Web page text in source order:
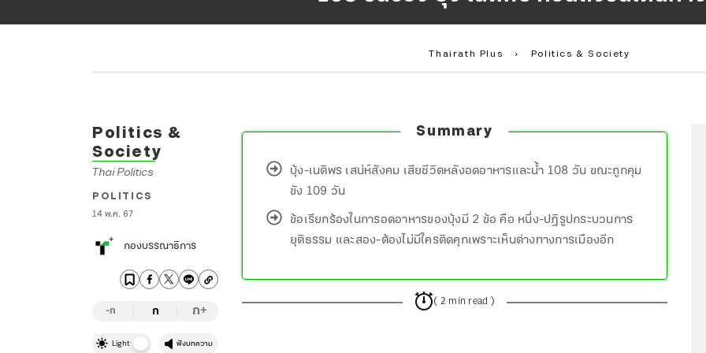
Thairath Plus › Politics & Society
Politics &
Society
Thai Politics
POLITICS
14 พ.ค. 67
กองบรรณาธิการ
-ก ก ก+
Light ฟังบทความ
Summary
บุ้ง-เนติพร เสน่ห์สังคม เสียชีวิตหลังอดอาหารและน้ำ 108 วัน ขณะถูกคุม
ขัง 109 วัน
ข้อเรียกร้องในการอดอาหารของบุ้งมี 2 ข้อ คือ หนึ่ง-ปฏิรูปกระบวนการ
ยุติธรรม และสอง-ต้องไม่มีใครติดคุกเพราะเห็นต่างทางการเมืองอีก
( 2 min read )